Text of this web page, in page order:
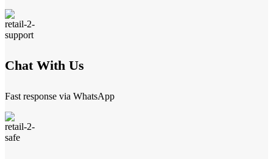
Chat With Us
Fast response via WhatsApp